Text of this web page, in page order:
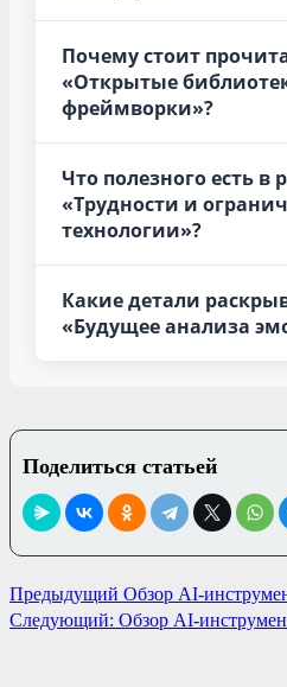
Почему стоит
«Открытые
фреймворки»?
Что полезного есть в
«Трудности и
технологии»?
Какие детали
«Будущее анализа
Поделиться статьей
Навигация
по
Предыдущий Обзор AI-
Следующий: Обзор AI-